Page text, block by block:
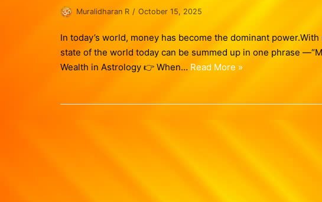
Muralidharan R October 15, 2025
In today’s world, money has become the dominant
state of the world today can be summed up in one phrase
Wealth in Astrology 👉 When… Read More »